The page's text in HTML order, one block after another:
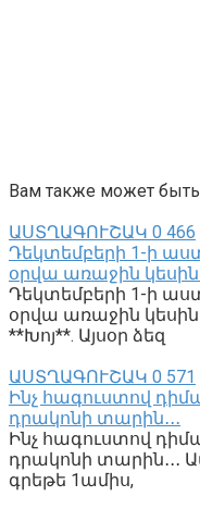
Вам также может быть
ԱՍՏՂԱԳՈՒՇԱԿ 0 466
Դեկտեմբերի 1-ի
օրվա առաջին կեսին
Դեկտեմբերի 1-ի
օրվա առաջին կեսին
**Խոյ**. Այսօր ձեզ
ԱՍՏՂԱԳՈՒՇԱԿ 0 571
Ինչ հագուստով
դրակոնի տարին․․․
Ինչ հագուստով
դրակոնի տարին․․․
գրեթե 1ամիս,